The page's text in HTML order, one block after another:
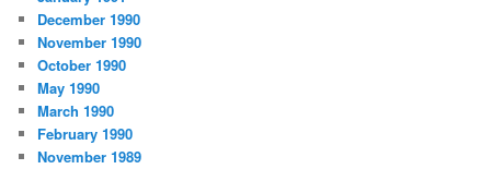
December 1990
November 1990
October 1990
May 1990
March 1990
February 1990
November 1989